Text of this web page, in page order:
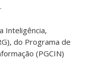
Inteligência,
do Programa de
(PGCIN)